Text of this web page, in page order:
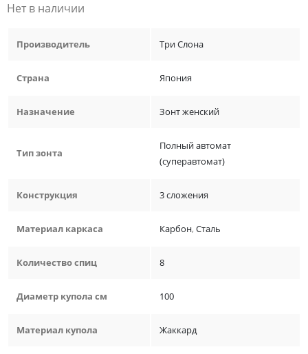
Нет в наличии
Производитель Три Слона
Страна Япония
Назначение Зонт женский
Тип зонта
Полный автомат
(суперавтомат)
Конструкция 3 сложения
Материал каркаса Карбон,Сталь
Количество спиц 8
Диаметр купола см 100
Материал купола Жаккард